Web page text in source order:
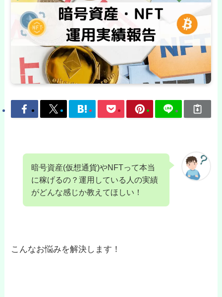
暗号資産(仮想通貨)やNFTって本当
に稼げるの？運用している人の実績
がどんな感じか教えてほしい！
こんなお悩みを解決します！